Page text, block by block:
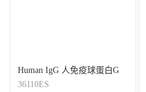
Human IgG 人免疫球蛋白G
36110ES